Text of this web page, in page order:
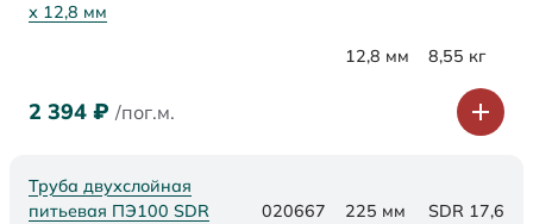
х 12,8 мм
12,8 мм 8,55 кг
2 394 ₽ /пог.м.
Труба двухслойная
питьевая ПЭ100 SDR
020667 225 мм SDR 17,6